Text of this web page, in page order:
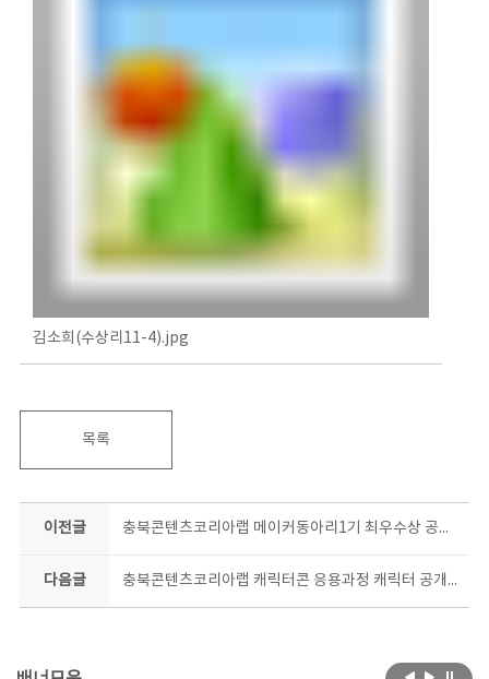
김소희(수상리11-4).jpg
목록
이전글 충북콘텐츠코리아랩 메이커동아리1기 최우수상 공개!!!
다음글 충북콘텐츠코리아랩 캐릭터콘 응용과정 캐릭터 공개-나콩아콩, 혼란곰, 아기천사_러브